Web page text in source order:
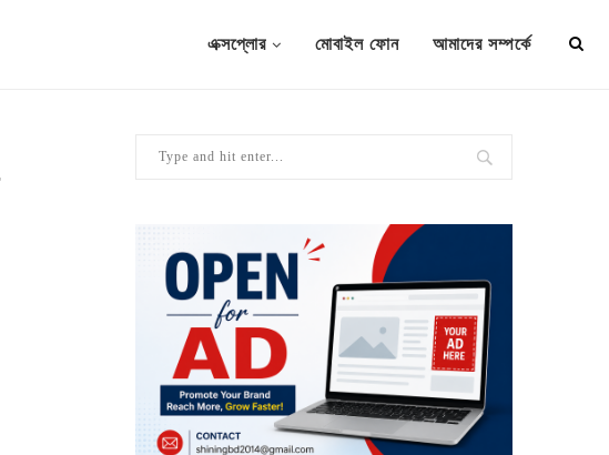
এক্সপ্লোর মোবাইল ফোন আমাদের সম্পর্কে